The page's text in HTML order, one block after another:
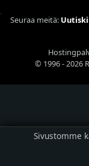
Seuraa meitä:
© 1996 - 2026
Sivustomme